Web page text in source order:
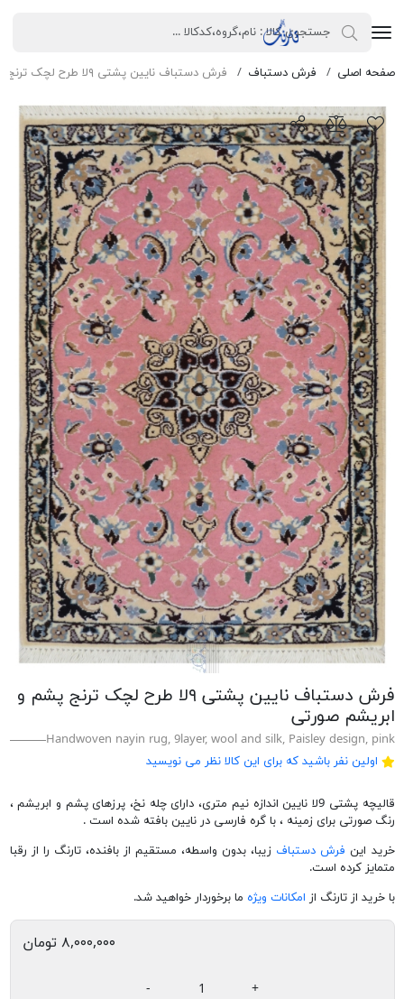
صفحه اصلی فرش دستباف فرش دستباف نایین پشتی ۹لا طرح لچک ترنج پشم و ابریشم صورتی
فرش دستباف نایین پشتی ۹لا طرح لچک ترنج پشم و
ابریشم صورتی
Handwoven nayin rug, 9layer, wool and silk, Paisley design, pink
اولین نفر باشید که برای این کالا نظر می نویسید
قالیچه پشتی 9لا نایین اندازه نیم متری، دارای چله نخ، پرزهای پشم و ابریشم ،
رنگ صورتی برای زمینه ، با گره فارسی در نایین بافته شده است .
خرید این فرش دستباف زیبا، بدون واسطه، مستقیم از بافنده، تارنگ را از رقبا
متمایز کرده است.
با خرید از تارنگ از امکانات ویژه ما برخوردار خواهید شد.
۸,۰۰۰,۰۰۰ تومان
- +